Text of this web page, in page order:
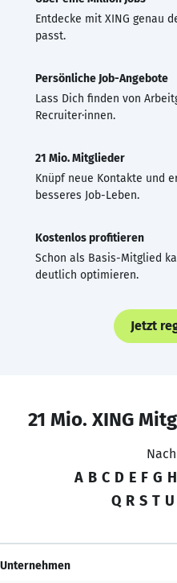
Entdecke mit XING genau
passt.
Persönliche Job-Angebote
Lass Dich finden von
Recruiter·innen.
21 Mio. Mitglieder
Knüpf neue Kontakte und
besseres Job-Leben.
Kostenlos profitieren
Schon als Basis-Mitglied
deutlich optimieren.
Jetzt
21 Mio. XING
A B C D E F G H
Q R S T U
Unternehmen